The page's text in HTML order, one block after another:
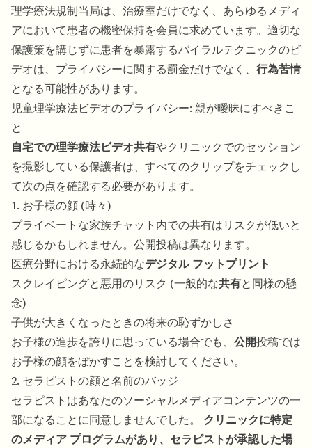
理学療法規制当局は、治療室だけでなく、あらゆるメディ
アにおいて患者の機密保持を会員に求めています。適切な
保護策を講じずに患者を暴露するバイラルテクニックのビ
デオは、プライバシーに関する罰金だけでなく、 行為苦情
となる可能性があります。
児童理学療法ビデオのプライバシー: 親が曖昧にすべきこ
と
自宅での理学療法ビデオ共有やクリニックでのセッション
を撮影している保護者は、すべてのクリップをチェックし
て次の点を確認する必要があります。
1. お子様の顔 (時々)
プライベートな家族チャット内での共有はリスクが低いと
感じるかもしれません。公開投稿は異なります。
医療分野における永続的なデジタル フットプリント
スクレイピングと悪用のリスク (一般的な共有と同様の懸
念)
子供が大きくなったときの将来の恥ずかしさ
お子様の進歩を誇りに思っている場合でも、 公開投稿では
お子様の顔をぼかすことを検討してください。
2. セラピストの顔と名前のバッジ
セラピストはあなたのソーシャルメディアコンテンツの一
部になることに同意しませんでした。 クリニックに特定
のメディア プログラムがあり、セラピストが承認した場